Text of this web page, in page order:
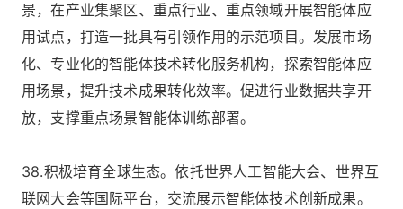
景，在产业集聚区、重点行业、重点领域开展智能体应
用试点，打造一批具有引领作用的示范项目。发展市场
化、专业化的智能体技术转化服务机构，探索智能体应
用场景，提升技术成果转化效率。促进行业数据共享开
放，支撑重点场景智能体训练部署。
38.积极培育全球生态。依托世界人工智能大会、世界互
联网大会等国际平台，交流展示智能体技术创新成果。